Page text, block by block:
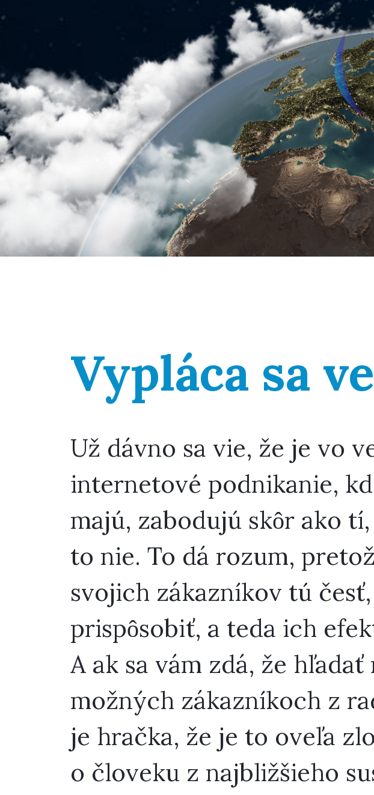
Vypláca sa
Už dávno sa vie, že je vo
internetové podnikanie,
majú, zabodujú skôr ako
to nie. To dá rozum,
svojich zákazníkov tú
prispôsobiť, a teda ich
A ak sa vám zdá, že
možných zákazníkoch z
je hračka, že je to oveľa
o človeku z najbližšieho